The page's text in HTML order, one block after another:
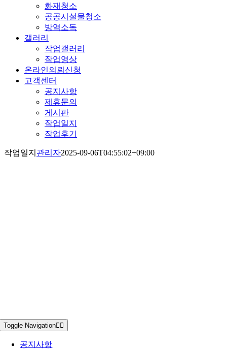
화재청소
공공시설물청소
방역소독
갤러리
작업갤러리
작업영상
온라인의뢰신청
고객센터
공지사항
제휴문의
게시판
작업일지
작업후기
작업일지 관리자2025-09-06T04:55:02+09:00
Toggle Navigation
공지사항